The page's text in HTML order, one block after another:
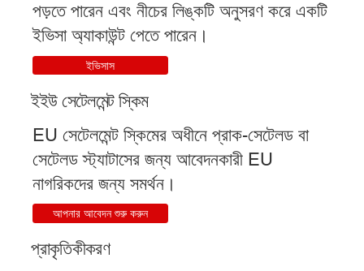
পড়তে পারেন এবং নীচের লিঙ্কটি অনুসরণ করে একটি
ইভিসা অ্যাকাউন্ট পেতে পারেন।
ইভিসাস
ইইউ সেটেলমেন্ট স্কিম
EU সেটেলমেন্ট স্কিমের অধীনে প্রাক-সেটেলড বা
সেটেলড স্ট্যাটাসের জন্য আবেদনকারী EU
নাগরিকদের জন্য সমর্থন।
আপনার আবেদন শুরু করুন
প্রাকৃতিকীকরণ